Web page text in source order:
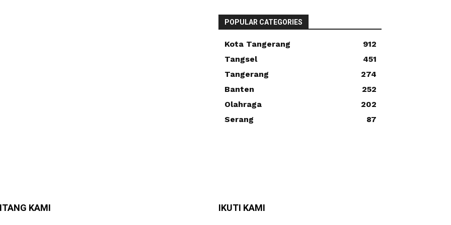
POPULAR CATEGORIES
Kota Tangerang
912
Tangsel
451
Tangerang
274
Banten
252
Olahraga
202
Serang
87
KAMI IKUTI KAMI